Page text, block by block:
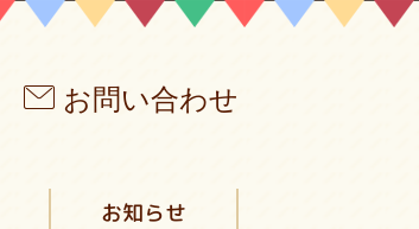
お問い合わせ
お知らせ